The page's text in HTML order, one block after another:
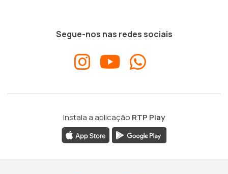
Segue-nos nas redes sociais
Instala a aplicação RTP Play